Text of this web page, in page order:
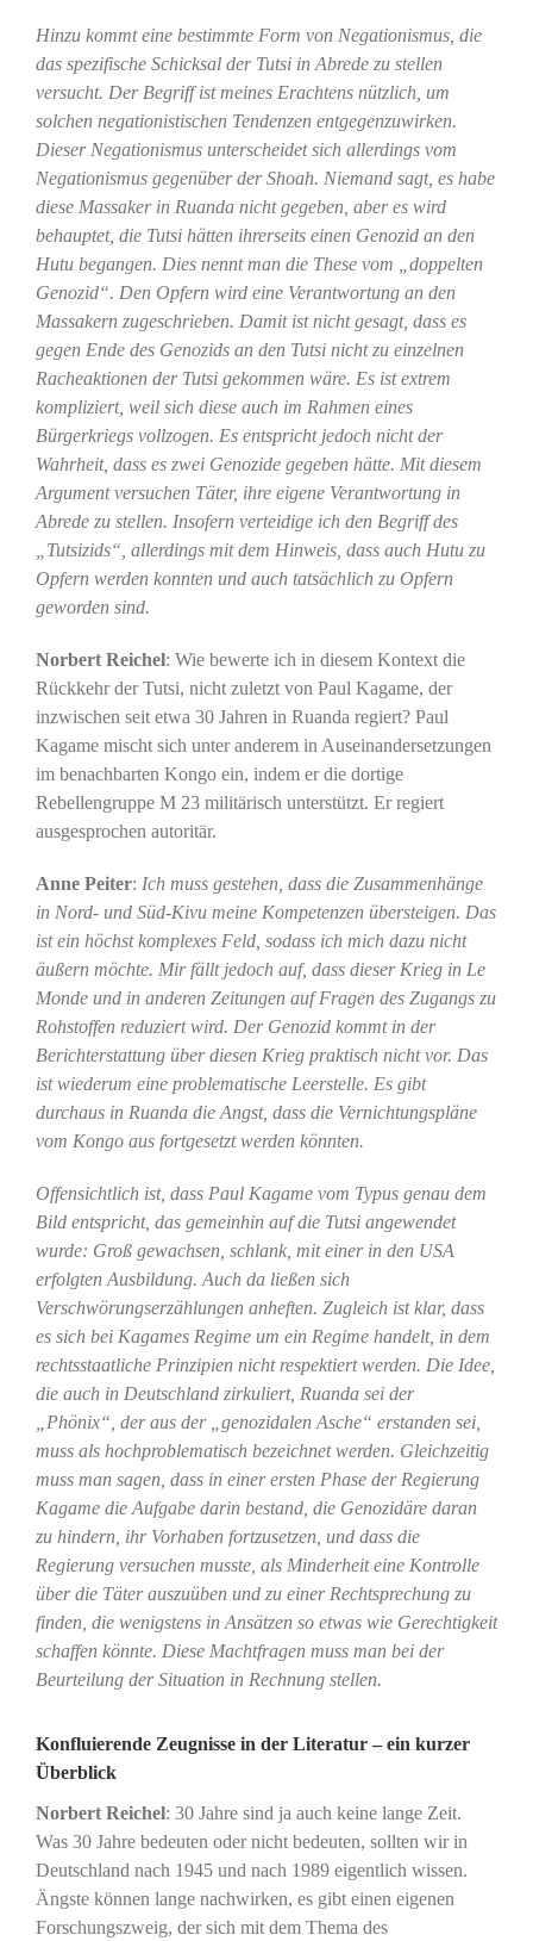
Hinzu kommt eine bestimmte Form von Negationismus, die
das spezifische Schicksal der Tutsi in Abrede zu stellen
versucht. Der Begriff ist meines Erachtens nützlich, um
solchen negationistischen Tendenzen entgegenzuwirken.
Dieser Negationismus unterscheidet sich allerdings vom
Negationismus gegenüber der Shoah. Niemand sagt, es habe
diese Massaker in Ruanda nicht gegeben, aber es wird
behauptet, die Tutsi hätten ihrerseits einen Genozid an den
Hutu begangen. Dies nennt man die These vom „doppelten
Genozid“. Den Opfern wird eine Verantwortung an den
Massakern zugeschrieben. Damit ist nicht gesagt, dass es
gegen Ende des Genozids an den Tutsi nicht zu einzelnen
Racheaktionen der Tutsi gekommen wäre. Es ist extrem
kompliziert, weil sich diese auch im Rahmen eines
Bürgerkriegs vollzogen. Es entspricht jedoch nicht der
Wahrheit, dass es zwei Genozide gegeben hätte. Mit diesem
Argument versuchen Täter, ihre eigene Verantwortung in
Abrede zu stellen. Insofern verteidige ich den Begriff des
„Tutsizids“, allerdings mit dem Hinweis, dass auch Hutu zu
Opfern werden konnten und auch tatsächlich zu Opfern
geworden sind.
Norbert Reichel: Wie bewerte ich in diesem Kontext die
Rückkehr der Tutsi, nicht zuletzt von Paul Kagame, der
inzwischen seit etwa 30 Jahren in Ruanda regiert? Paul
Kagame mischt sich unter anderem in Auseinandersetzungen
im benachbarten Kongo ein, indem er die dortige
Rebellengruppe M 23 militärisch unterstützt. Er regiert
ausgesprochen autoritär.
Anne Peiter: Ich muss gestehen, dass die Zusammenhänge
in Nord- und Süd-Kivu meine Kompetenzen übersteigen. Das
ist ein höchst komplexes Feld, sodass ich mich dazu nicht
äußern möchte. Mir fällt jedoch auf, dass dieser Krieg in Le
Monde und in anderen Zeitungen auf Fragen des Zugangs zu
Rohstoffen reduziert wird. Der Genozid kommt in der
Berichterstattung über diesen Krieg praktisch nicht vor. Das
ist wiederum eine problematische Leerstelle. Es gibt
durchaus in Ruanda die Angst, dass die Vernichtungspläne
vom Kongo aus fortgesetzt werden könnten.
Offensichtlich ist, dass Paul Kagame vom Typus genau dem
Bild entspricht, das gemeinhin auf die Tutsi angewendet
wurde: Groß gewachsen, schlank, mit einer in den USA
erfolgten Ausbildung. Auch da ließen sich
Verschwörungserzählungen anheften. Zugleich ist klar, dass
es sich bei Kagames Regime um ein Regime handelt, in dem
rechtsstaatliche Prinzipien nicht respektiert werden. Die Idee,
die auch in Deutschland zirkuliert, Ruanda sei der
„Phönix“, der aus der „genozidalen Asche“ erstanden sei,
muss als hochproblematisch bezeichnet werden. Gleichzeitig
muss man sagen, dass in einer ersten Phase der Regierung
Kagame die Aufgabe darin bestand, die Genozidäre daran
zu hindern, ihr Vorhaben fortzusetzen, und dass die
Regierung versuchen musste, als Minderheit eine Kontrolle
über die Täter auszuüben und zu einer Rechtsprechung zu
finden, die wenigstens in Ansätzen so etwas wie Gerechtigkeit
schaffen könnte. Diese Machtfragen muss man bei der
Beurteilung der Situation in Rechnung stellen.
Konfluierende Zeugnisse in der Literatur – ein kurzer
Überblick
Norbert Reichel: 30 Jahre sind ja auch keine lange Zeit.
Was 30 Jahre bedeuten oder nicht bedeuten, sollten wir in
Deutschland nach 1945 und nach 1989 eigentlich wissen.
Ängste können lange nachwirken, es gibt einen eigenen
Forschungszweig, der sich mit dem Thema des